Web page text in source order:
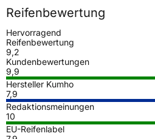
Reifenbewertung
Hervorragend
Reifenbewertung
9,2
Kundenbewertungen
9,9
Hersteller Kumho
7,9
Redaktionsmeinungen
10
EU-Reifenlabel